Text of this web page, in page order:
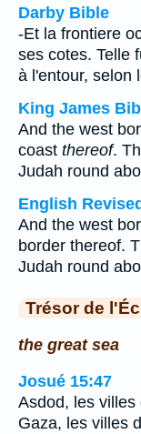
Darby Bible
-Et la frontiere
ses cotes. Telle
à l'entour, selon
King James
And the west
coast thereof.
Judah round
English
And the west
border thereof.
Judah round
Trésor de
the great sea
Josué 15:47
Asdod, les villes
Gaza, les villes